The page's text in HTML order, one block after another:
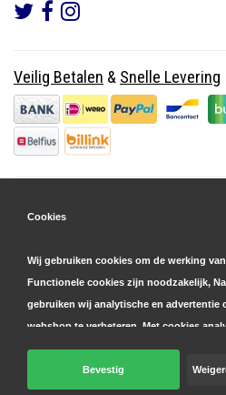
Veilig Betalen & Snelle Levering
© Copyright 2026 Parts4GSM -
Cookies
Wij gebruiken cookies om de werking
Functionele cookies zijn noodzakelijk,
gebruiken wij analytische en advertentie
webshop te verbeteren. Met cookies
zowel binnen als buiten onze website,
personaliseren en advertenties te tonen.
cookie- en privacyverklaring. Klik op
Bevestig